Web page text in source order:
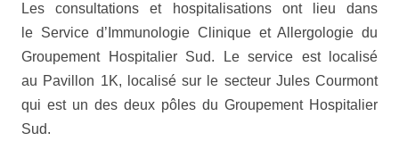
Les consultations et hospitalisations ont lieu dans
le Service d’Immunologie Clinique et Allergologie du
Groupement Hospitalier Sud. Le service est localisé
au Pavillon 1K, localisé sur le secteur Jules Courmont
qui est un des deux pôles du Groupement Hospitalier
Sud.